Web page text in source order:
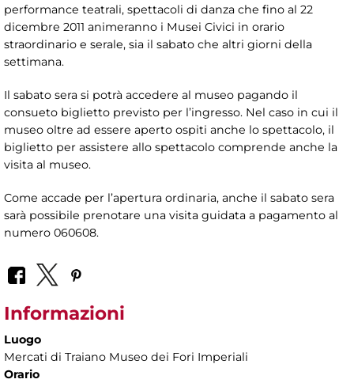
performance teatrali, spettacoli di danza che fino al 22
dicembre 2011 animeranno i Musei Civici in orario
straordinario e serale, sia il sabato che altri giorni della
settimana.
Il sabato sera si potrà accedere al museo pagando il
consueto biglietto previsto per l’ingresso. Nel caso in cui il
museo oltre ad essere aperto ospiti anche lo spettacolo, il
biglietto per assistere allo spettacolo comprende anche la
visita al museo.
Come accade per l’apertura ordinaria, anche il sabato sera
sarà possibile prenotare una visita guidata a pagamento al
numero 060608.
Informazioni
Luogo
Mercati di Traiano Museo dei Fori Imperiali
Orario